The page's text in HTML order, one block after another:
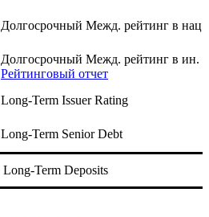
Долгосрочный Межд. рейтинг в нац.
Долгосрочный Межд. рейтинг в ин.
Рейтинговый отчет
Long-Term Issuer Rating
Long-Term Senior Debt
Long-Term Deposits